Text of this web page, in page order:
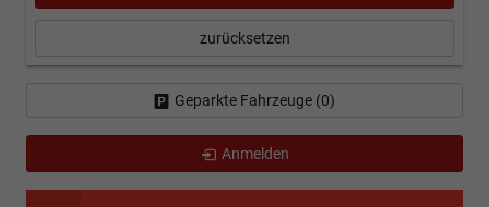
zurücksetzen
Geparkte Fahrzeuge (0)
Anmelden